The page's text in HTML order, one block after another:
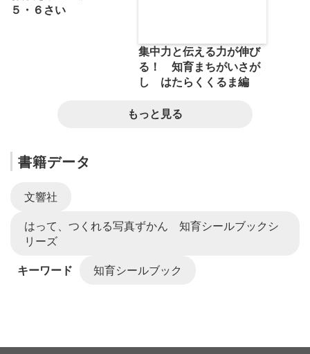
５・６さい
集中力と伝える力が伸び
る！ 知育まちがいさが
し はたらくくるま編
もっと見る
書籍データ
文響社
はって、つくれる写真ずかん 知育シールブックシ
リーズ
キーワード 知育シールブック